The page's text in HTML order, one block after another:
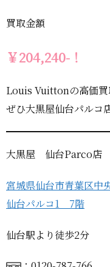
買取金額
￥204,240-！
Louis Vuittonの高価買
ぜひ大黒屋仙台パルコ
大黒屋 仙台Parco店
宮城県仙台市青葉区中
仙台パルコ1 7階
仙台駅より徒歩2分